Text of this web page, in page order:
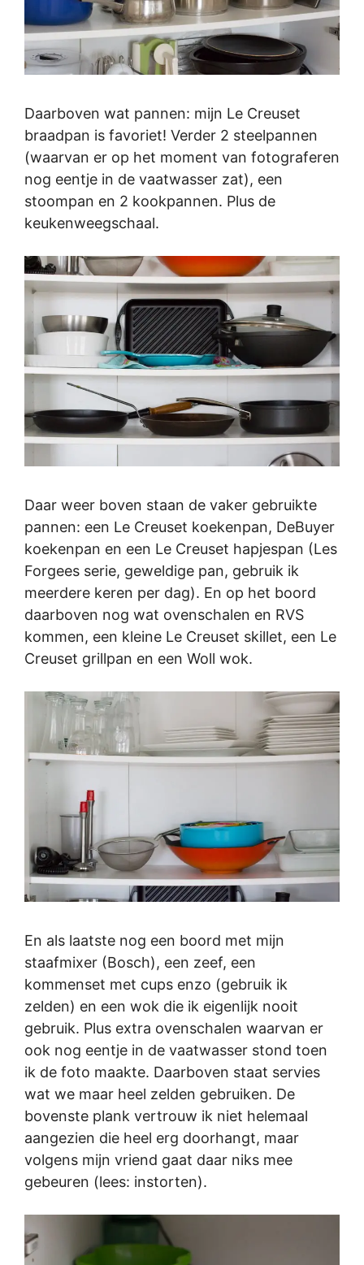
Daarboven wat pannen: mijn Le Creuset
braadpan is favoriet! Verder 2 steelpannen
(waarvan er op het moment van fotograferen
nog eentje in de vaatwasser zat), een
stoompan en 2 kookpannen. Plus de
keukenweegschaal.
Daar weer boven staan de vaker gebruikte
pannen: een Le Creuset koekenpan, DeBuyer
koekenpan en een Le Creuset hapjespan (Les
Forgees serie, geweldige pan, gebruik ik
meerdere keren per dag). En op het boord
daarboven nog wat ovenschalen en RVS
kommen, een kleine Le Creuset skillet, een Le
Creuset grillpan en een Woll wok.
En als laatste nog een boord met mijn
staafmixer (Bosch), een zeef, een
kommenset met cups enzo (gebruik ik
zelden) en een wok die ik eigenlijk nooit
gebruik. Plus extra ovenschalen waarvan er
ook nog eentje in de vaatwasser stond toen
ik de foto maakte. Daarboven staat servies
wat we maar heel zelden gebruiken. De
bovenste plank vertrouw ik niet helemaal
aangezien die heel erg doorhangt, maar
volgens mijn vriend gaat daar niks mee
gebeuren (lees: instorten).